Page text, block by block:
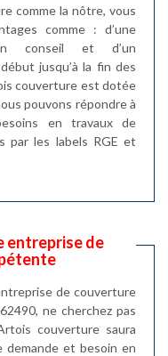
comme la nôtre, vous
comme : d’une
conseil et d’un
jusqu’à la fin des
couverture est dotée
pouvons répondre à
en travaux de
par les labels RGE et
entreprise de
de couverture
ne cherchez pas
couverture saura
et besoin en